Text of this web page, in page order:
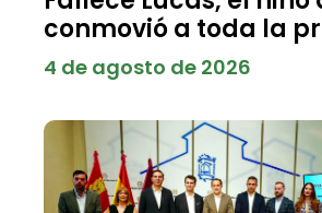
conmovió a toda la
4 de agosto de 2026